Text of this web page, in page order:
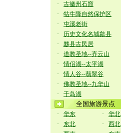
·
古徽州石窟
·
牯牛降自然保护区
·
屯溪老街
·
历史文化名城歙县
·
黟县古民居
·
道教圣地--齐云山
·
情侣湖--太平湖
·
情人谷--翡翠谷
·
佛教圣地--九华山
·
千岛湖
全国旅游景点
· 华东 ·
华北
·
东北 ·
西北